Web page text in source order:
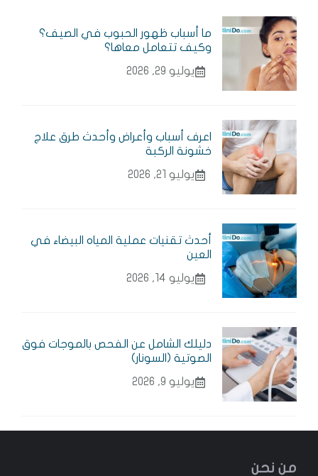
ما أسباب ظهور الحبوب في الصيف؟
وكيف تتعامل معاها؟
يوليو 29, 2026
اعرف أسباب وأعراض وأحدث طرق علاج
خشونة الركبة
يوليو 21, 2026
أحدث تقنيات عملية المياه البيضاء في
العين
يوليو 14, 2026
دليلك الشامل عن الفحص بالموجات فوق
الصوتية (السونار)
يوليو 9, 2026
من نحن